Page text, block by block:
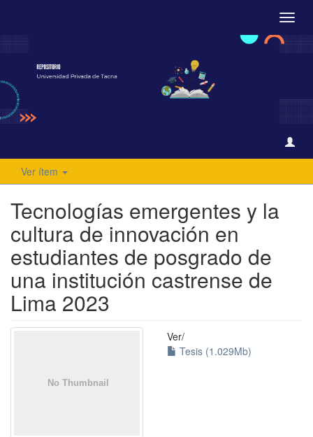
Ver ítem
Tecnologías emergentes y la
cultura de innovación en
estudiantes de posgrado de
una institución castrense de
Lima 2023
Ver/
Tesis (1.029Mb)